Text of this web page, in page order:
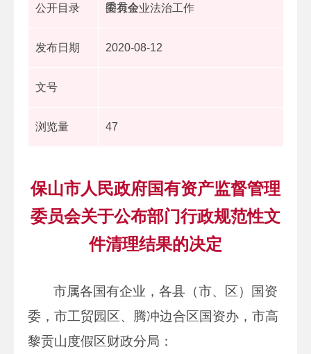
委员会
公开目录 国有企业法治工作
发布日期 2020-08-12
文号
浏览量 47
保山市人民政府国有资产监督管理
委员会关于公布部门行政规范性文
件清理结果的决定
市属各国有企业，各县（市、区）国资
委，市工贸园区、腾冲边合区国资办，市高
黎贡山度假区财政分局：